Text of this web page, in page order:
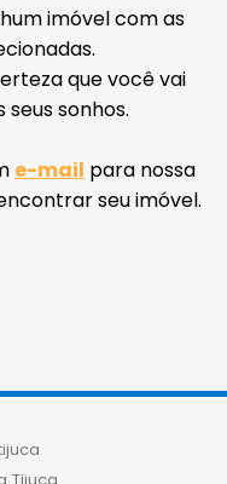
imóvel com as
que você vai
sonhos.
e-mail para nossa
seu imóvel.